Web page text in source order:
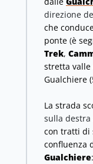
direzione de
che
ponte (è
Trek,
stretta valle
Gualchiere
La strada
sulla
con tratti di
confluenza
Gualchiere